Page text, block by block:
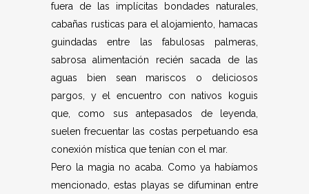
fuera de las implícitas bondades naturales,
cabañas rusticas para el alojamiento, hamacas
guindadas entre las fabulosas palmeras,
sabrosa alimentación recién sacada de las
aguas bien sean mariscos o deliciosos
pargos, y el encuentro con nativos koguis
que, como sus antepasados de leyenda,
suelen frecuentar las costas perpetuando esa
conexión mística que tenían con el mar.
Pero la magia no acaba. Como ya habíamos
mencionado, estas playas se difuminan entre